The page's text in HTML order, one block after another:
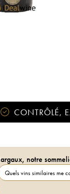
CONTRÔLÉ,
notre
Quels vins similaires me